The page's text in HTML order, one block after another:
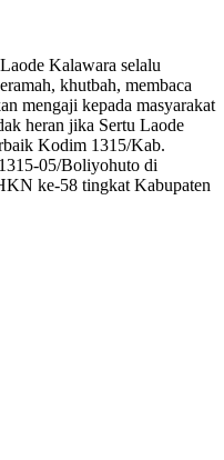
Kalawara selalu
khutbah, membaca
mengaji kepada masyarakat
heran jika Sertu Laode
Kodim 1315/Kab.
05/Boliyohuto di
ke-58 tingkat Kabupaten